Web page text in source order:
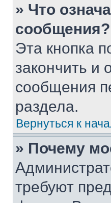
» Что
сообщения?
Эта кнопка
закончить и
сообщения
раздела.
Вернуться к
» Почему
требуют